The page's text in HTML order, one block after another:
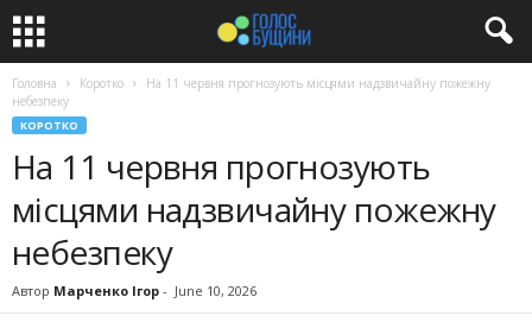
Головна Коротко
На 11 червня прогнозують місцями надзвичайну пожежну
небезпеку
КОРОТКО
На 11 червня прогнозують
місцями надзвичайну пожежну
небезпеку
Автор Марченко Ігор - June 10, 2026